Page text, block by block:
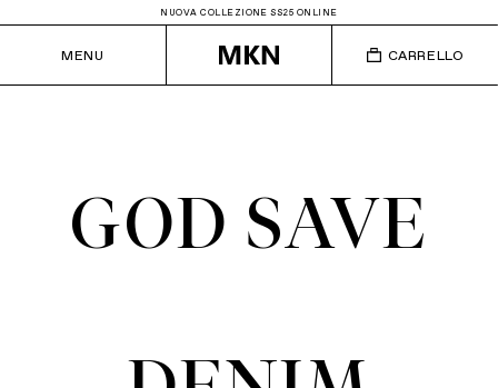
NUOVA COLLEZIONE SS25 ONLINE
MENU CARRELLO
GOD SAVE